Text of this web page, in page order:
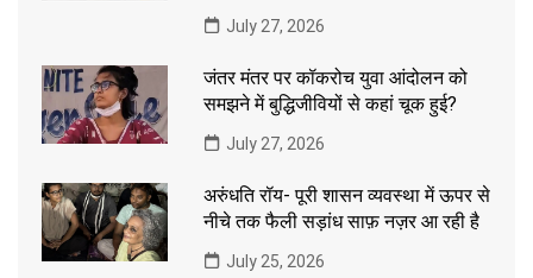
July 27, 2026
जंतर मंतर पर कॉकरोच युवा आंदोलन को
समझने में बुद्धिजीवियों से कहां चूक हुई?
July 27, 2026
अरुंधति रॉय- पूरी शासन व्यवस्था में ऊपर से
नीचे तक फैली सड़ांध साफ़ नज़र आ रही है
July 25, 2026